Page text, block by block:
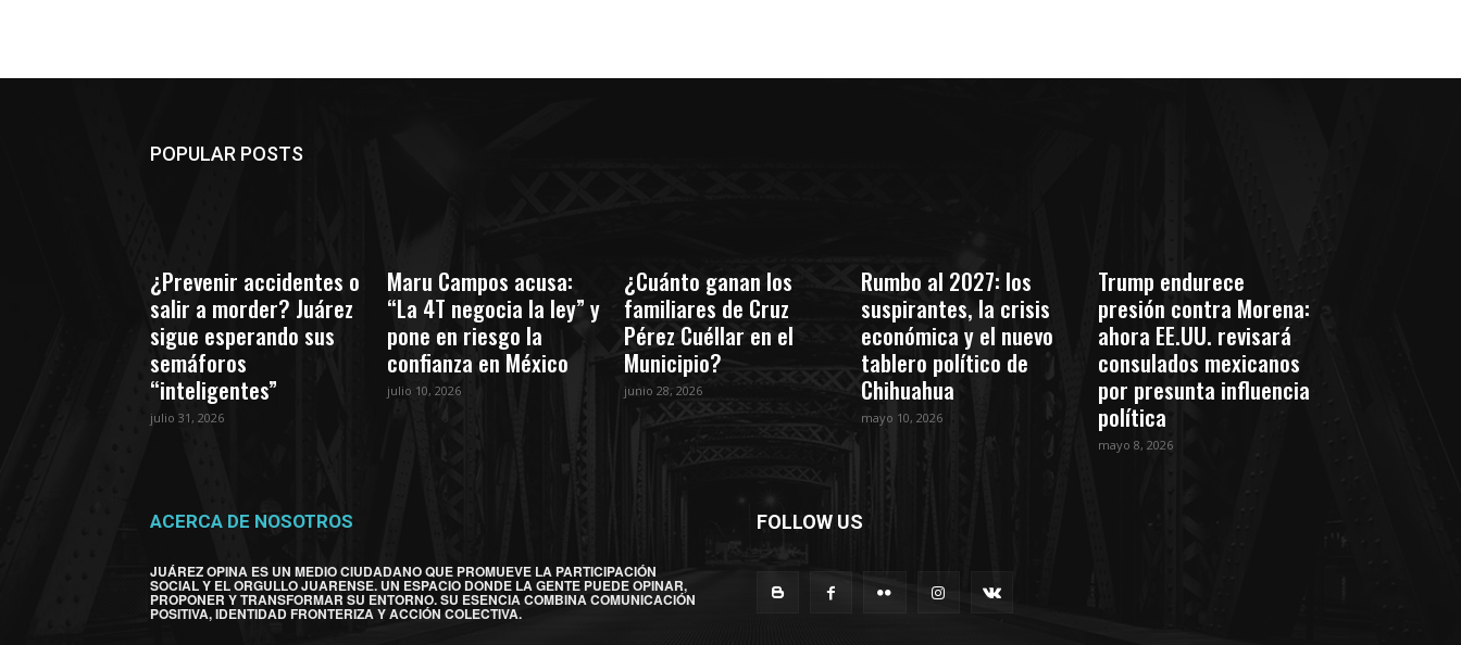
POPULAR POSTS
¿Prevenir accidentes o
salir a morder? Juárez
sigue esperando sus
semáforos
“inteligentes”
julio 31, 2026
Maru Campos acusa:
“La 4T negocia la ley” y
pone en riesgo la
confianza en México
julio 10, 2026
¿Cuánto ganan los
familiares de Cruz
Pérez Cuéllar en el
Municipio?
junio 28, 2026
Rumbo al 2027: los
suspirantes, la crisis
económica y el nuevo
tablero político de
Chihuahua
mayo 10, 2026
Trump endurece
presión contra Morena:
ahora EE.UU. revisará
consulados mexicanos
por presunta influencia
política
mayo 8, 2026
ACERCA DE NOSOTROS
JUÁREZ OPINA ES UN MEDIO CIUDADANO QUE PROMUEVE LA PARTICIPACIÓN
SOCIAL Y EL ORGULLO JUARENSE. UN ESPACIO DONDE LA GENTE PUEDE OPINAR,
PROPONER Y TRANSFORMAR SU ENTORNO. SU ESENCIA COMBINA COMUNICACIÓN
POSITIVA, IDENTIDAD FRONTERIZA Y ACCIÓN COLECTIVA.
FOLLOW US